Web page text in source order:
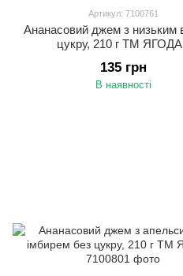
Артикул: 7100761
Ананасовий джем з низьким
цукру, 210 г ТМ
135 грн
В наявності